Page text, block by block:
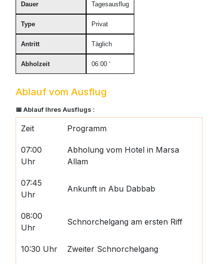
Dauer
Type
Antritt
Abholzeit
Tagesausflug
Privat
Täglich
06:00 ‘
Ablauf vom Ausflug
📅 Ablauf Ihres Ausflugs :
Zeit Programm
07:00
Uhr
Abholung vom Hotel in Marsa
Allam
07:45
Uhr
Ankunft in Abu Dabbab
08:00
Uhr
Schnorchelgang am ersten Riff
10:30 Uhr Zweiter Schnorchelgang